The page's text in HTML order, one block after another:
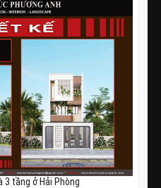
3 tầng ở Hải Phòng